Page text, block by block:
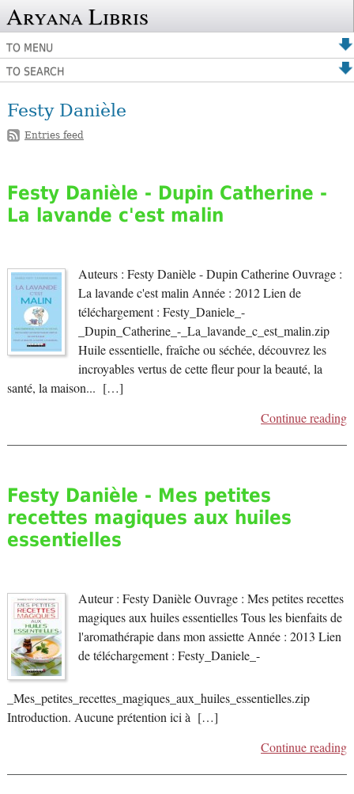
Aryana Libris
TO MENU
TO SEARCH
Festy Danièle
Entries feed
Festy Danièle - Dupin Catherine -
La lavande c'est malin
Auteurs : Festy Danièle - Dupin Catherine Ouvrage :
La lavande c'est malin Année : 2012 Lien de
téléchargement : Festy_Daniele_-
_Dupin_Catherine_-_La_lavande_c_est_malin.zip
Huile essentielle, fraîche ou séchée, découvrez les
incroyables vertus de cette fleur pour la beauté, la
santé, la maison... […]
Continue reading
Festy Danièle - Mes petites
recettes magiques aux huiles
essentielles
Auteur : Festy Danièle Ouvrage : Mes petites recettes
magiques aux huiles essentielles Tous les bienfaits de
l'aromathérapie dans mon assiette Année : 2013 Lien
de téléchargement : Festy_Daniele_-
_Mes_petites_recettes_magiques_aux_huiles_essentielles.zip
Introduction. Aucune prétention ici à […]
Continue reading